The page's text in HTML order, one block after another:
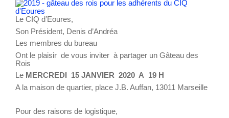
Le CIQ d’Eoures,
Son Président, Denis d’Andréa
Les membres du bureau
Ont le plaisir de vous inviter à partager un Gâteau des
Rois
Le MERCREDI 15 JANVIER 2020 A 19 H
A la maison de quartier, place J.B. Auffan, 13011 Marseille
Pour des raisons de logistique,